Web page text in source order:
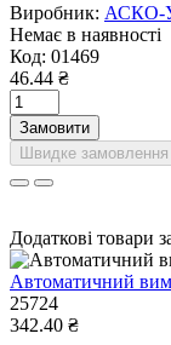
Виробник: АСКО-
Немає в наявності
Код: 01469
46.44 ₴
Замовити
Швидке замовлення
Додаткові товари
Автоматичний
25724
342.40 ₴